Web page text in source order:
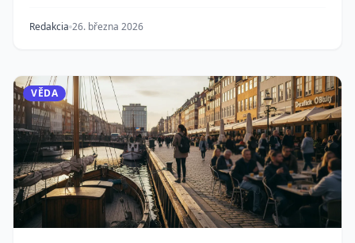
Redakcia 26. března 2026
VĚDA